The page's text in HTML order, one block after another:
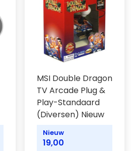
MSI Double Dragon
TV Arcade Plug &
Play-Standaard
(Diversen) Nieuw
Nieuw
19,00